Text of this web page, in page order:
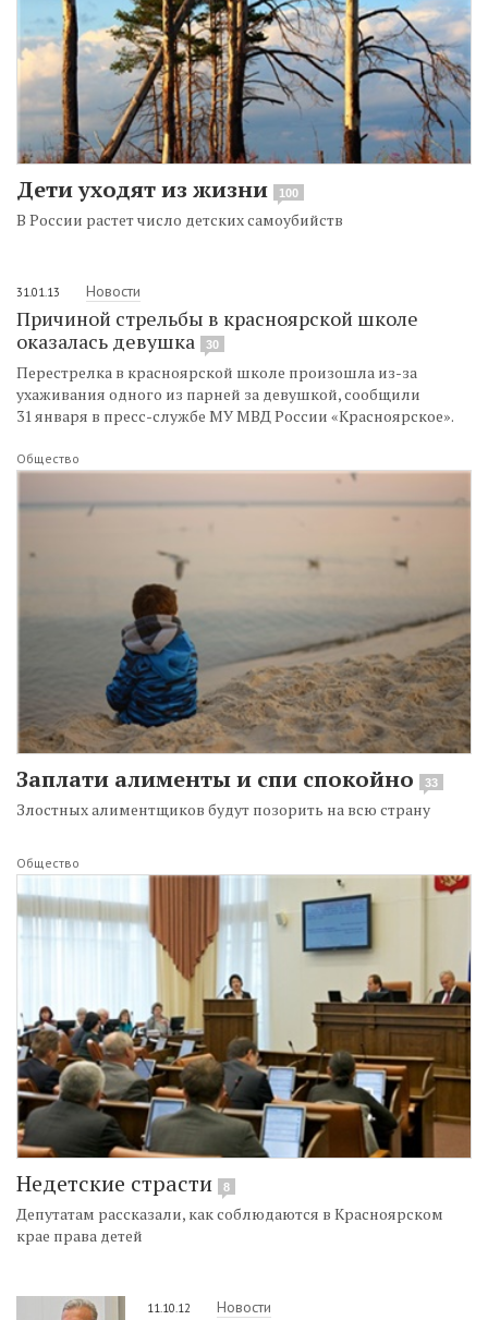
Дети уходят из жизни 100
В России растет число детских самоубийств
31.01.13 Новости
Причиной стрельбы в красноярской школе
оказалась девушка
30
Перестрелка в красноярской школе произошла из-за
ухаживания одного из парней за девушкой, сообщили
31 января в пресс-службе МУ МВД России «Красноярское».
Общество
Заплати алименты и спи спокойно 33
Злостных алиментщиков будут позорить на всю страну
Общество
Недетские страсти 8
Депутатам рассказали, как соблюдаются в Красноярском
крае права детей
11.10.12 Новости